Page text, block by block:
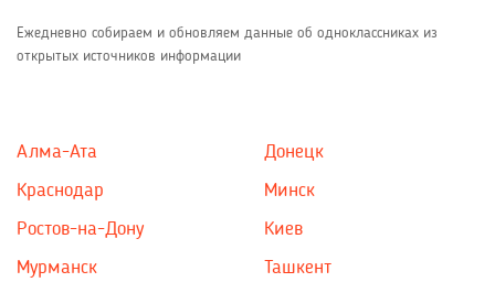
Ежедневно собираем и обновляем данные об одноклассниках из
открытых источников информации
Алма-Ата
Краснодар
Ростов-на-Дону
Мурманск
Донецк
Минск
Киев
Ташкент